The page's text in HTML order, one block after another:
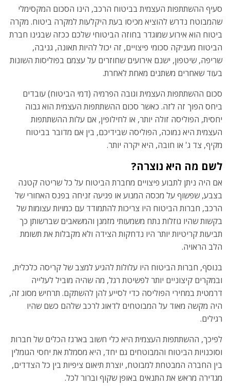
סעיף ההשתתפות העצמית בביטוח הרכב, הינו הסכום המקסימלי
שהמבוטח נדרש להוציא מכיסו בעת היקלעות למקרה ביטוח. מקרה
ביטוח הוא אירוע שמוגדר בחוזה הביטוחי שלכם ככזה שבגינו חברת
הביטוח מעניקה סכומי פיצויים, זה יכול להיות תאונה, גניבה,
שריפה, שיטפון, ישנם אירועים שחוזרים על עצמם בפוליסות השונות
בעוד שאחרים משתנים מאחת לאחרת.
סכום ההשתתפות העצמית וגובה הפרמיה (דמי הביטוח) עובדים
ביחס הפוך זה לזה. כאשר סכום ההשתתפות העצמית הוא גבוה
יחסית, הפוליסה זולה יותר, או לחילופין, אם עלות ההשתתפות
העצמית היא נמוכה, הפוליסה שבידיכם, בין אם מדובר בביטוח
מקיף, צד ג' או חובה, היא יקרה יותר.
לשם מה היא נוצרה?
אם היה ניתן לתבוע פיצויים מחברת הביטוח על כל שריטה קטנה
בצבע, שפשוף על מכסה המנוע או פגיעה זניחה בפנס האחורי של
הרכב, חברות הביטוח היו צריכות להתמודד עם כמויות עצומות של
בקשות שהיו גוזלות נתח משמעותי מזמנן והמשאבים שברשותן כך
תביעות קריטיות יותר היו נדחקות הצידה ולא מקבלות את תשומת
הלב הראויה.
בנוסף, חברות הביטוח היו עלולות להגיע למצב של קריסה כלכלית,
ובמקרים קיצוניים יותר לפשיטת רגל, מה שהיה מוביל לעלייה
דרמטית במחירי הפוליסה כדי לסייע להן להשתקם. תרחיש מסוג זה,
היה מקשה מאוד על המבוטחים לדאוג לרכב שלהם כשם שהיו
רגילים.
לפיכך, ההשתתפות העצמית היא כלי חשוב בארגז הכלים של חברות
וסוכנויות הביטוח והמבוטחים גם יחד, היא מסמלת את יחסי הגומלין
בין החברה המבטחת למבוטח, יוצרת תיאום ציפיות בין כל הצדדים,
מגדירה מראש את התנאים באופן שקוף וברור לכל.